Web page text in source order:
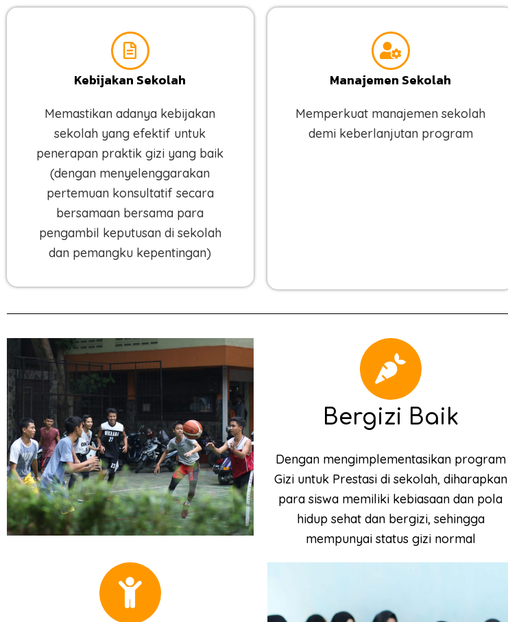
Kebijakan Sekolah
Memastikan adanya kebijakan
sekolah yang efektif untuk
penerapan praktik gizi yang baik
(dengan menyelenggarakan
pertemuan konsultatif secara
bersamaan bersama para
pengambil keputusan di sekolah
dan pemangku kepentingan)
Manajemen Sekolah
Memperkuat manajemen sekolah
demi keberlanjutan program
Bergizi Baik
Dengan mengimplementasikan program
Gizi untuk Prestasi di sekolah, diharapkan
para siswa memiliki kebiasaan dan pola
hidup sehat dan bergizi, sehingga
mempunyai status gizi normal